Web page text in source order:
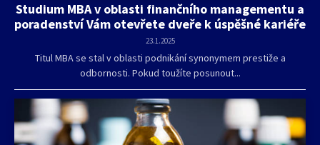
Studium MBA v oblasti finančního managementu a
poradenství Vám otevřete dveře k úspěšné kariéře
23.1.2025
Titul MBA se stal v oblasti podnikání synonymem prestiže a
odbornosti. Pokud toužíte posunout...